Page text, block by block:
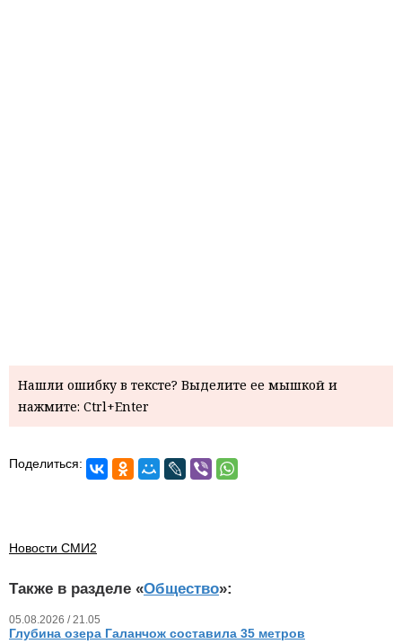
Нашли ошибку в тексте? Выделите ее мышкой и
нажмите: Ctrl+Enter
Поделиться:
Новости СМИ2
Также в разделе «Общество»:
05.08.2026 / 21.05
Глубина озера Галанчож составила 35 метров